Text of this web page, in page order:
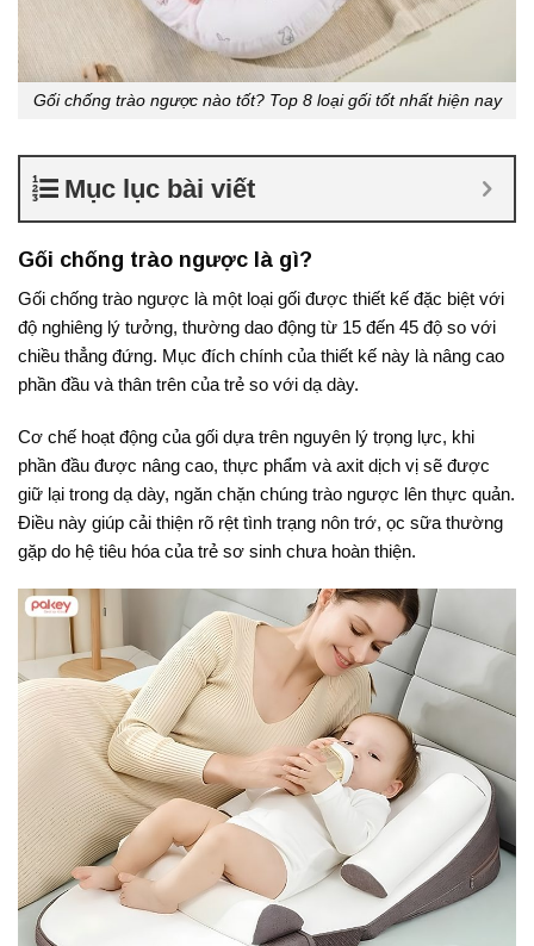
Gối chống trào ngược nào tốt? Top 8 loại gối tốt nhất hiện nay
Mục lục bài viết
Gối chống trào ngược là gì?
Gối chống trào ngược là một loại gối được thiết kế đặc biệt với
độ nghiêng lý tưởng, thường dao động từ 15 đến 45 độ so với
chiều thẳng đứng. Mục đích chính của thiết kế này là nâng cao
phần đầu và thân trên của trẻ so với dạ dày.
Cơ chế hoạt động của gối dựa trên nguyên lý trọng lực, khi
phần đầu được nâng cao, thực phẩm và axit dịch vị sẽ được
giữ lại trong dạ dày, ngăn chặn chúng trào ngược lên thực quản.
Điều này giúp cải thiện rõ rệt tình trạng nôn trớ, ọc sữa thường
gặp do hệ tiêu hóa của trẻ sơ sinh chưa hoàn thiện.